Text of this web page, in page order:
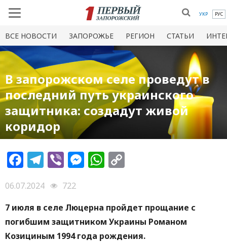
УКР РУС
ВСЕ НОВОСТИ ЗАПОРОЖЬЕ РЕГИОН СТАТЬИ
В запорожском селе проведут в
последний путь украинского
защитника: создадут живой
коридор
Facebook
Telegram
ViberMessenger
WhatsApp
06.07.2024
722
7 июля в селе Люцерна пройдет прощание с
погибшим защитником Украины Романом
Козициным 1994 года рождения.